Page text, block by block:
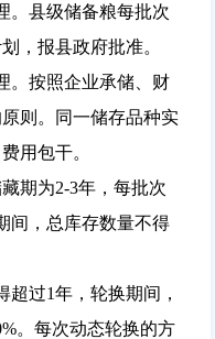
县级储备粮每批次
，报县政府批准。
按照企业承储、财
则。同一储存品种实
用包干。
期为2-3年，每批次
间，总库存数量不得
过1年，轮换期间，
。每次动态轮换的方